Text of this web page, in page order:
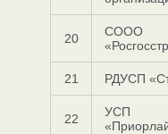
20
СООО
21 РДУСП
22
УСП